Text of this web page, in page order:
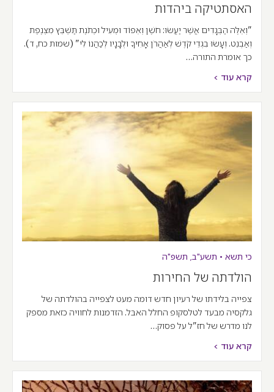
האסתטיקה ביהדות
"וְאֵלֶּה הַבְּגָדִים אֲשֶׁר יַעֲשׂוּ: חֹשֶׁן וְאֵפוֹד וּמְעִיל וּכְתֹנֶת תַּשְׁבֵּץ מִצְנֶפֶת
וְאַבְנֵט. וְעָשׂוּ בִגְדֵי קֹדֶשׁ לְאַהֲרֹן אָחִיךָ וּלְבָנָיו לְכַהֲנוֹ לִי" (שמות כח, ד).
כך אומרת התורה…
קרא עוד >
כי תשא • תשע"ב, תשפ"ה
הולדתה של החירות
צפייה בלידתו של רעיון חדש דומה מעט לצפייה בהולדתה של
גלקסיה מבעד לטלסקופ החלל האבּל. הזדמנות לחוויה כזאת מספק
לנו מדרש של חז"ל על פסוק…
קרא עוד >